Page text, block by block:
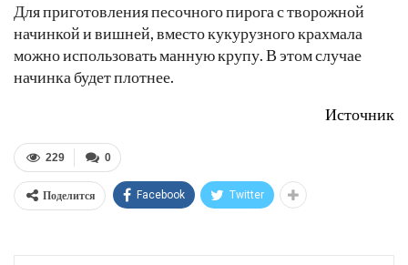
Для приготовления песочного пирога с творожной
начинкой и вишней, вместо кукурузного крахмала
можно использовать манную крупу. В этом случае
начинка будет плотнее.
Источник
0
229
Поделится Facebook Twitter